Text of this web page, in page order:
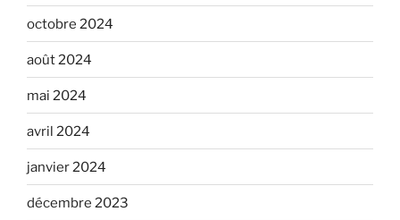
octobre 2024
août 2024
mai 2024
avril 2024
janvier 2024
décembre 2023